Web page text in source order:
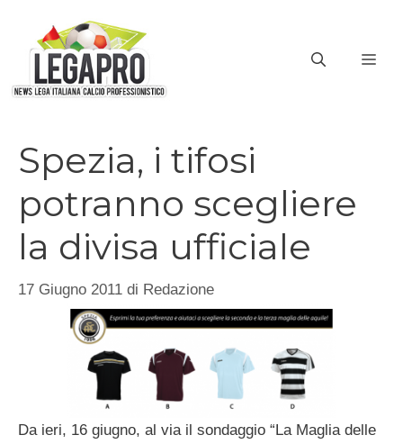
contenuto
Spezia, i tifosi
potranno scegliere
la divisa ufficiale
17 Giugno 2011 di Redazione
Da ieri, 16 giugno, al via il sondaggio “La Maglia delle